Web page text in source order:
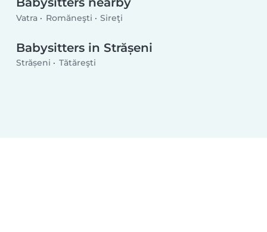
Vatra Romăneşti Sireţi
Babysitters in Strășeni
Strășeni Tătăreşti